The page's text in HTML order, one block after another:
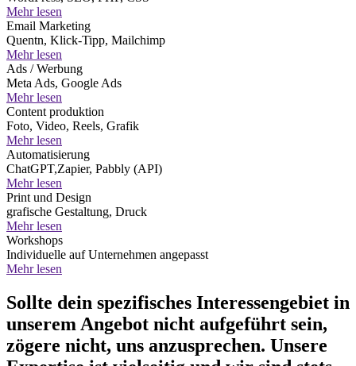
Mehr lesen
Email Marketing
Quentn, Klick-Tipp, Mailchimp
Mehr lesen
Ads / Werbung
Meta Ads, Google Ads
Mehr lesen
Content produktion
Foto, Video, Reels, Grafik
Mehr lesen
Automatisierung
ChatGPT,Zapier, Pabbly (API)
Mehr lesen
Print und Design
grafische Gestaltung, Druck
Mehr lesen
Workshops
Individuelle auf Unternehmen angepasst
Mehr lesen
Sollte dein spezifisches Interessengebiet in
unserem Angebot nicht aufgeführt sein,
zögere nicht, uns anzusprechen. Unsere